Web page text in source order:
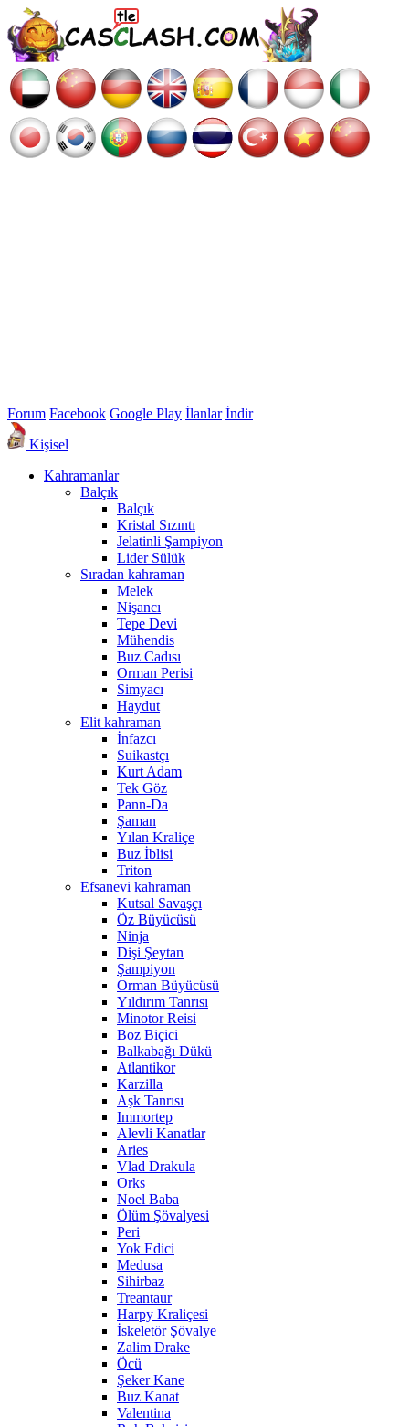
Forum Facebook Google Play İlanlar İndir
Kişisel
Kahramanlar
Balçık
Balçık
Kristal Sızıntı
Jelatinli Şampiyon
Lider Sülük
Sıradan kahraman
Melek
Nişancı
Tepe Devi
Mühendis
Buz Cadısı
Orman Perisi
Simyacı
Haydut
Elit kahraman
İnfazcı
Suikastçı
Kurt Adam
Tek Göz
Pann-Da
Şaman
Yılan Kraliçe
Buz İblisi
Triton
Efsanevi kahraman
Kutsal Savaşçı
Öz Büyücüsü
Ninja
Dişi Şeytan
Şampiyon
Orman Büyücüsü
Yıldırım Tanrısı
Minotor Reisi
Boz Biçici
Balkabağı Dükü
Atlantikor
Karzilla
Aşk Tanrısı
Immortep
Alevli Kanatlar
Aries
Vlad Drakula
Orks
Noel Baba
Ölüm Şövalyesi
Peri
Yok Edici
Medusa
Sihirbaz
Treantaur
Harpy Kraliçesi
İskeletör Şövalye
Zalim Drake
Öcü
Şeker Kane
Buz Kanat
Valentina